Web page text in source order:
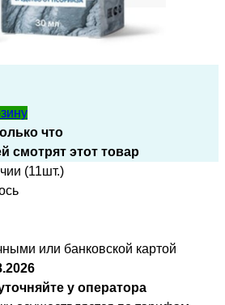
что
смотрят этот товар
(11шт.)
или банковской картой
у оператора